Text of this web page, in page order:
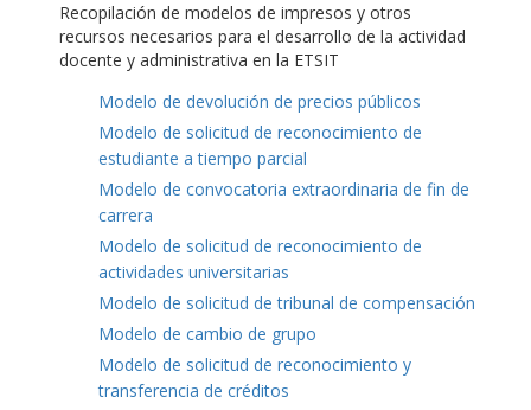
Recopilación de modelos de impresos y otros
recursos necesarios para el desarrollo de la actividad
docente y administrativa en la ETSIT
Modelo de devolución de precios públicos
Modelo de solicitud de reconocimiento de
estudiante a tiempo parcial
Modelo de convocatoria extraordinaria de fin de
carrera
Modelo de solicitud de reconocimiento de
actividades universitarias
Modelo de solicitud de tribunal de compensación
Modelo de cambio de grupo
Modelo de solicitud de reconocimiento y
transferencia de créditos